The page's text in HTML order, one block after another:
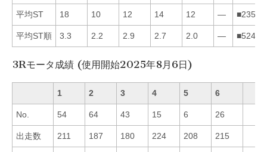
平均ST 18 10 12 14 12 —
平均ST順 3.3 2.2 2.9 2.7 2.0 —
3Rモータ成績 (使用開始2025年8月6日)
1 2 3 4 5 6
No. 54 64 43 15 6 26
出走数 211 187 180 224 208 215